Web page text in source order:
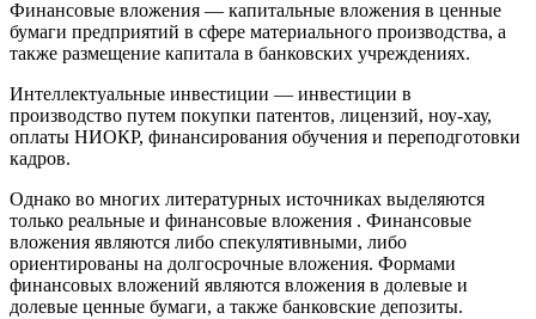
Финансовые вложения — капитальные вложения в ценные
бумаги предприятий в сфере материального производства, а
также размещение капитала в банковских учреждениях.
Интеллектуальные инвестиции — инвестиции в
производство путем покупки патентов, лицензий, ноу-хау,
оплаты НИОКР, финансирования обучения и переподготовки
кадров.
Однако во многих литературных источниках выделяются
только реальные и финансовые вложения . Финансовые
вложения являются либо спекулятивными, либо
ориентированы на долгосрочные вложения. Формами
финансовых вложений являются вложения в долевые и
долевые ценные бумаги, а также банковские депозиты.